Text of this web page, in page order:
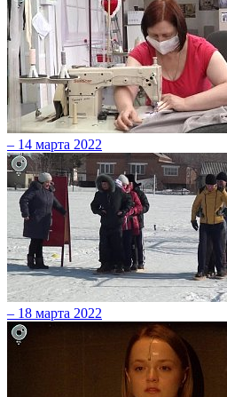
– 14 марта 2022
– 18 марта 2022